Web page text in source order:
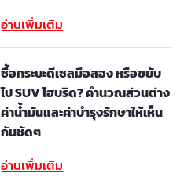
อ่านเพิ่มเติม
ซื้อกระบะดีเซลมือสอง หรือขยับ
ไป SUV ไฮบริด? คำนวณส่วนต่าง
ค่าน้ำมันและค่าบำรุงรักษาให้เห็น
กันชัดๆ
อ่านเพิ่มเติม